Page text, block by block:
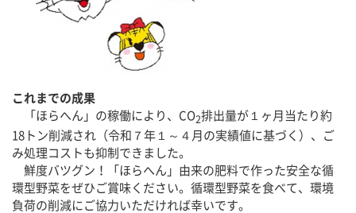
これまでの成果
「ほらへん」の稼働により、CO2排出量が１ヶ月当たり約
18トン削減され（令和７年１～４月の実績値に基づく）、ご
み処理コストも抑制できました。
鮮度バツグン！「ほらへん」由来の肥料で作った安全な循
環型野菜をぜひご賞味ください。循環型野菜を食べて、環境
負荷の削減にご協力いただければ幸いです。